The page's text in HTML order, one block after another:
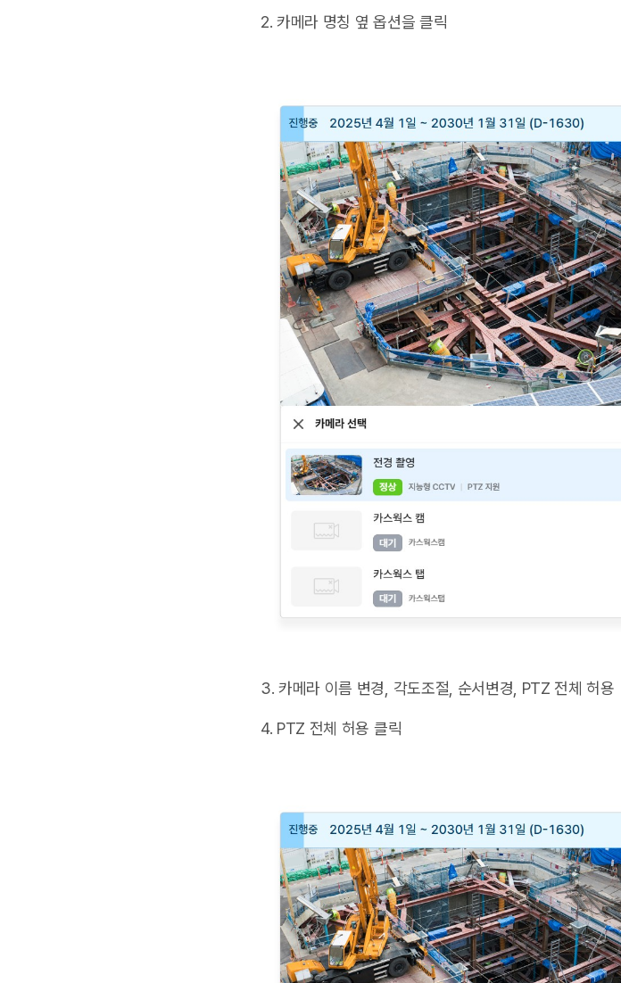
2. 카메라 명칭 옆 옵션을 클릭
3. 카메라 이름 변경, 각도조절, 순서변경, PTZ 전체 허용
4. PTZ 전체 허용 클릭